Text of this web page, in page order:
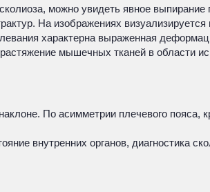
можно увидеть явное
На изображениях визуализируется
характерна выраженная
мышечных тканей в области
По асимметрии плечевого пояса,
внутренних органов, диагностика